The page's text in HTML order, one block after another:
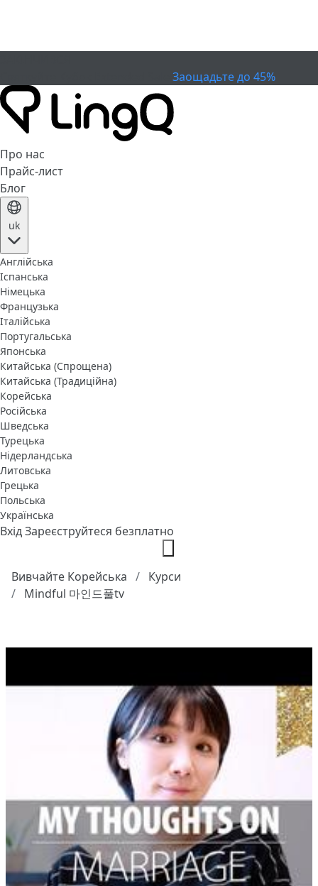
Заощадьте до 45%
Про нас
Прайс-лист
Блог
uk
Англійська
Іспанська
Німецька
Французька
Італійська
Португальська
Японська
Китайська (Спрощена)
Китайська (Традиційна)
Корейська
Російська
Шведська
Турецька
Нідерландська
Литовська
Грецька
Польська
Українська
ВхідЗареєструйтеся безплатно
Вивчайте Корейська
Курси
Mindful 마인드풀tv